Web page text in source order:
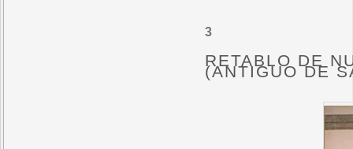
3
RETABLO DE
(ANTIGUO DE